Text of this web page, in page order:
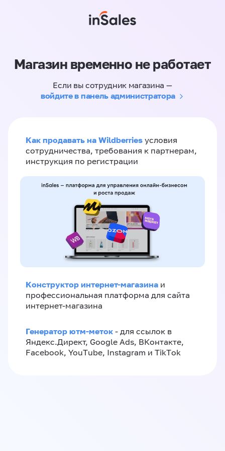
Магазин временно не работает
Если вы сотрудник магазина —
войдите в панель администратора
Как продавать на Wildberries условия
сотрудничества, требования к партнерам,
инструкция по регистрации
Конструктор интернет-магазина и
профессиональная платформа для сайта
интернет-магазина
Генератор ютм-меток - для ссылок в
Яндекс.Директ, Google Ads, ВКонтакте,
Facebook, YouTube, Instagram и TikTok